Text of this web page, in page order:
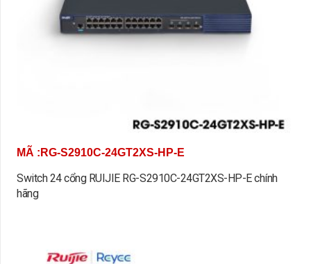
MÃ :RG-S2910C-24GT2XS-HP-E
Switch 24 cổng RUIJIE RG-S2910C-24GT2XS-HP-E chính
hãng